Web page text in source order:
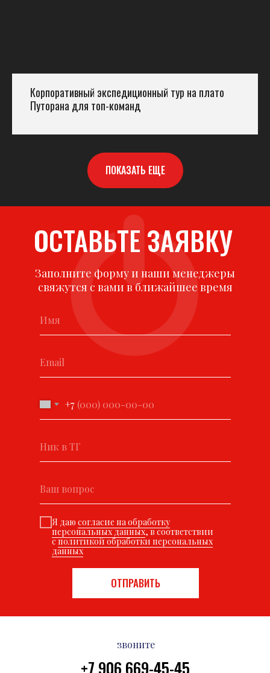
Корпоративный экспедиционный тур на плато
Путорана для топ-команд
ПОКАЗАТЬ ЕЩЕ
ОСТАВЬТЕ ЗАЯВКУ
Заполните форму и наши менеджеры
свяжутся с вами в ближайшее время
+7
Я даю согласие на обработку
персональных данных, в соответствии
сполитикой обработки персональных
данных
ОТПРАВИТЬ
звоните
+7 906 669-45-45